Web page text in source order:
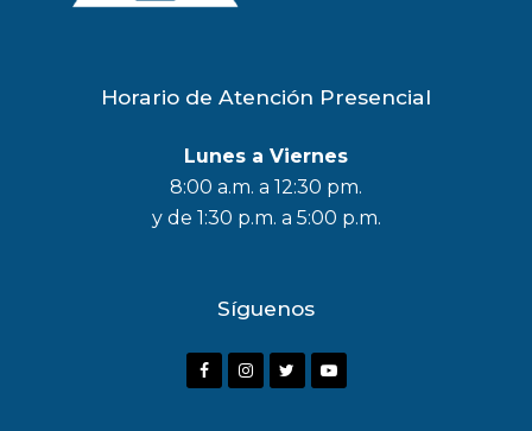
Horario de Atención Presencial
Lunes a Viernes
8:00 a.m. a 12:30 pm.
y de 1:30 p.m. a 5:00 p.m.
Síguenos
F
I
Y